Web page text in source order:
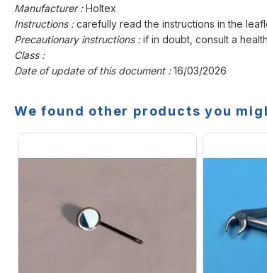
Manufacturer :Holtex
Instructions :carefully read the instructions in the
Precautionary instructions :if in doubt, consult a
Class :
Date of update of this document :16/03/2026
We found other products you